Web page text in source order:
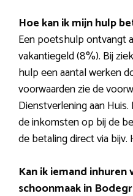
Hoe kan ik mijn hulp
Een poetshulp ontvangt
vakantiegeld (8%). Bij
hulp een aantal werken
voorwaarden zie de
Dienstverlening aan
de inkomsten op bij de
de betaling direct via bijv.
Kan ik iemand
schoonmaak in